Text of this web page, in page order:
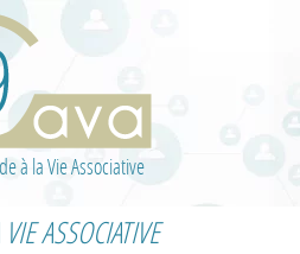
à la Vie Associative
ASSOCIATIVE